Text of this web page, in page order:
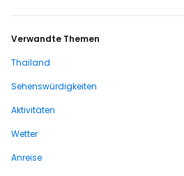
Verwandte Themen
Thailand
Sehenswürdigkeiten
Aktivitäten
Wetter
Anreise